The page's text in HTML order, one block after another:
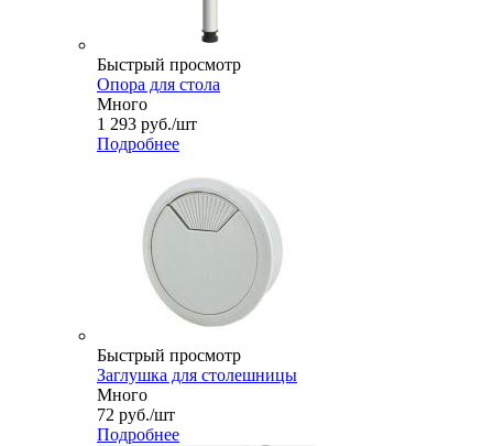
Быстрый просмотр
Опора для стола
Много
1 293 руб./шт
Подробнее
Быстрый просмотр
Заглушка для столешницы
Много
72 руб./шт
Подробнее